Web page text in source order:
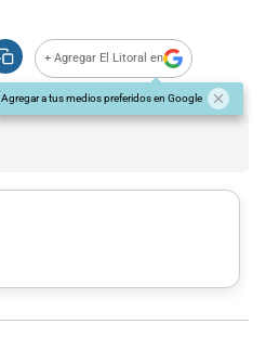
+ Agregar El Litoral en
Agregar a tus medios preferidos en Google